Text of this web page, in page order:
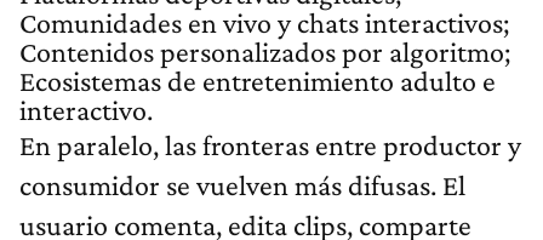
Comunidades en vivo y chats interactivos;
Contenidos personalizados por algoritmo;
Ecosistemas de entretenimiento adulto e
interactivo.
En paralelo, las fronteras entre productor y
consumidor se vuelven más difusas. El
usuario comenta, edita clips, comparte